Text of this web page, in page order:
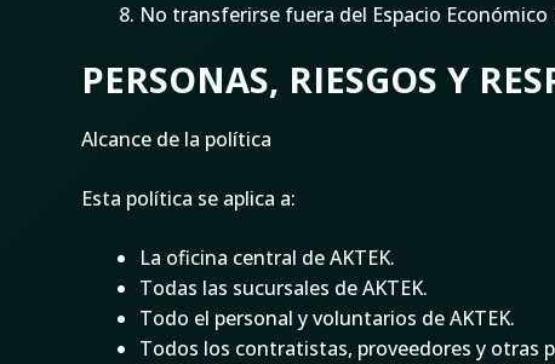
No transferirse fuera del Espacio
PERSONAS, RIESGOS Y
Alcance de la política
Esta política se aplica a:
La oficina central de AKTEK.
Todas las sucursales de AKTEK.
Todo el personal y voluntarios de AKTEK.
Todos los contratistas, proveedores y otras